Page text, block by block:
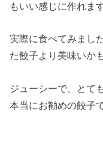
もいい感じに作れます
実際に食べてみまし
た餃子より美味いか
ジューシーで、とて
本当にお勧めの餃子